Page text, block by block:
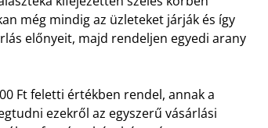
még mindig az üzleteket járják és így
előnyeit, majd rendeljen egyedi arany
Ft feletti értékben rendel, annak a
ezekről az egyszerű vásárlási